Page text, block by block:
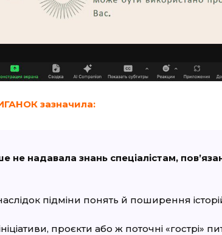
зазначила:
не надавала знань спеціалістам,
підміни понять й поширення
проєкти або ж поточні «гострі»